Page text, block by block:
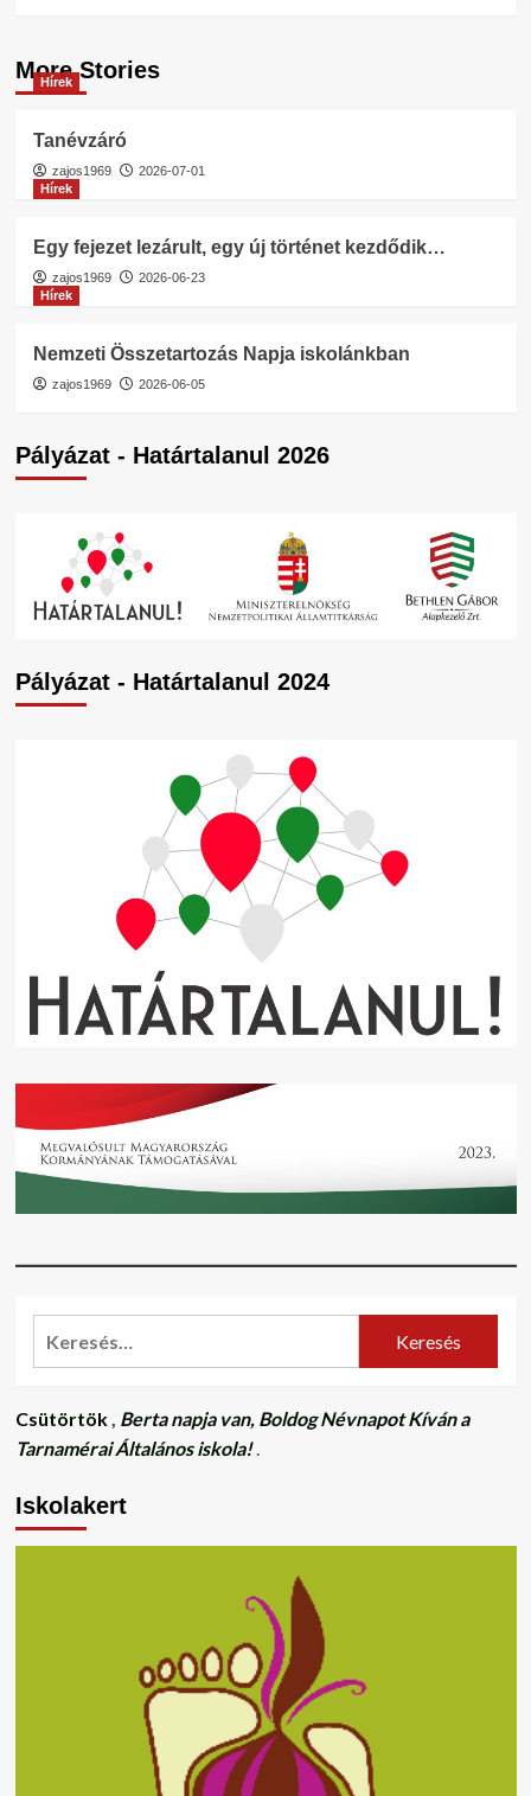
More Stories
Hírek
Tanévzáró
zajos1969
2026-07-01
Hírek
Egy fejezet lezárult, egy új történet kezdődik…
zajos1969
2026-06-23
Hírek
Nemzeti Összetartozás Napja iskolánkban
zajos1969 2026-06-05
Pályázat - Határtalanul 2026
Pályázat - Határtalanul 2024
Csütörtök, Berta napja van, Boldog Névnapot Kíván a
Tarnamérai Általános iskola!.
Iskolakert